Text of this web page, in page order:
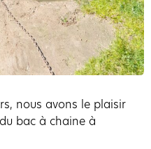
nous avons le plaisir
bac à chaine à